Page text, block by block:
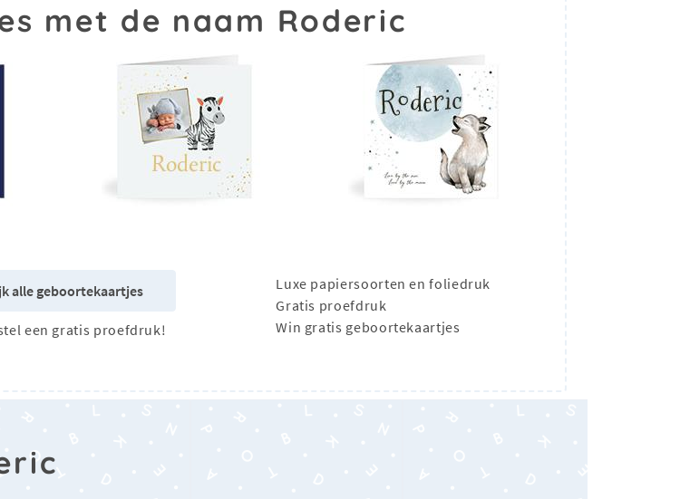
met de naam Roderic
alle geboortekaartjes
een gratis proefdruk!
Luxe papiersoorten en foliedruk
Gratis proefdruk
Win gratis geboortekaartjes